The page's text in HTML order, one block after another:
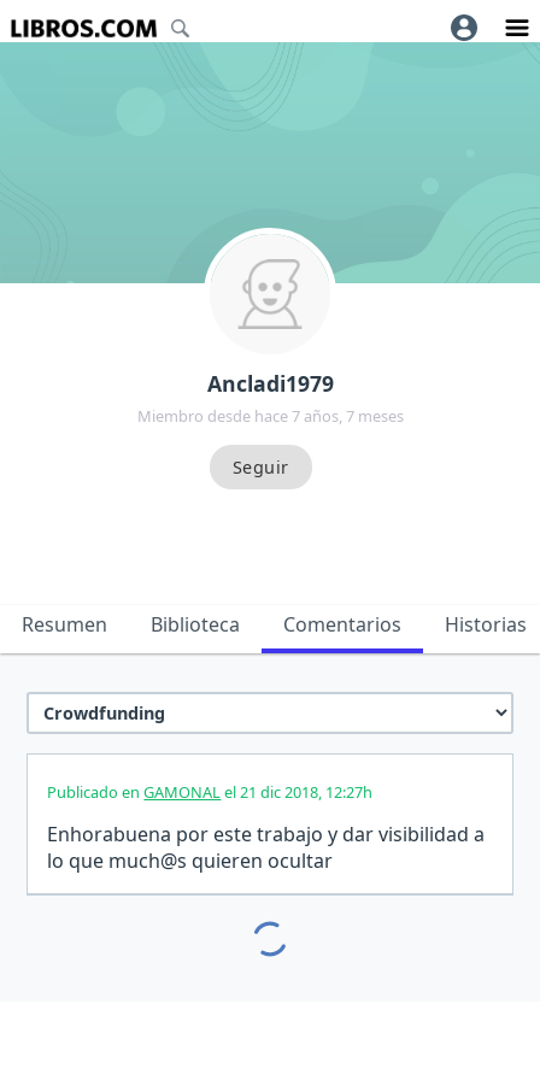
Ancladi1979
Miembro desde hace 7 años, 7 meses
Resumen Biblioteca Comentarios Historias
Publicado enGAMONALel 21 dic 2018, 12:27h
Enhorabuena por este trabajo y dar visibilidad a
lo que much@s quieren ocultar